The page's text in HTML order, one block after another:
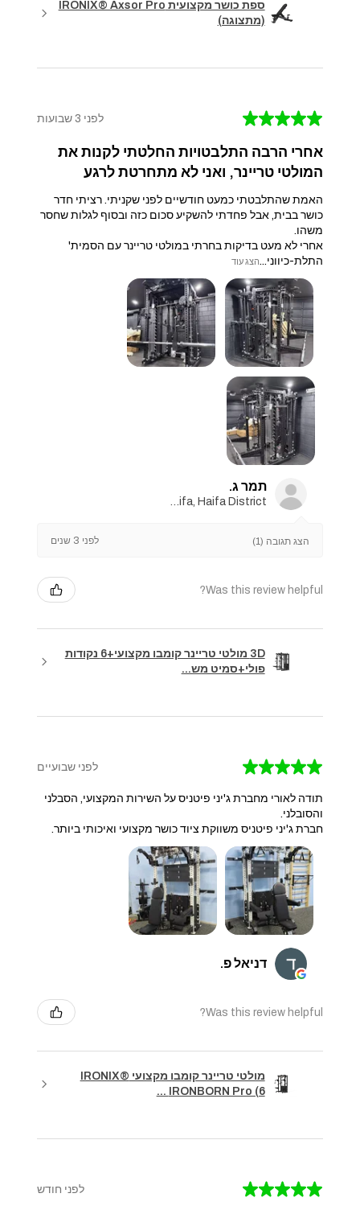
ספת כושר מקצועית IRONIX® Axsor Pro
(מתצוגה)
★
★
★
★
★ לפני 3 שבועות
אחרי הרבה התלבטויות החלטתי לקנות את
המולטי טריינר, ואני לא מתחרטת לרגע
האמת שהתלבטתי כמעט חודשיים לפני שקניתי. רציתי חדר
כושר בבית, אבל פחדתי להשקיע סכום כזה ובסוף לגלות שחסר
משהו.
אחרי לא מעט בדיקות בחרתי במולטי טריינר עם הסמית'
התלת-כיווני...הצג עוד
תמר ג.
Haifa, Haifa District
הצג תגובה (1) לפני 3 שנים
Was this review helpful?
3D מולטי טריינר קומבו מקצועי+6 נקודות
פולי+סמיט מש...
★
★
★
★
★ לפני שבועיים
תודה לאורי מחברת ג'יני פיטניס על השירות המקצועי, הסבלני
והסובלני.
חברת ג'יני פיטניס משווקת ציוד כושר מקצועי ואיכותי ביותר.
דניאל פ.
Was this review helpful?
מולטי טריינר קומבו מקצועי IRONIX®
IRONBORN Pro (6 ...
★
★
★
★
★ לפני חודש